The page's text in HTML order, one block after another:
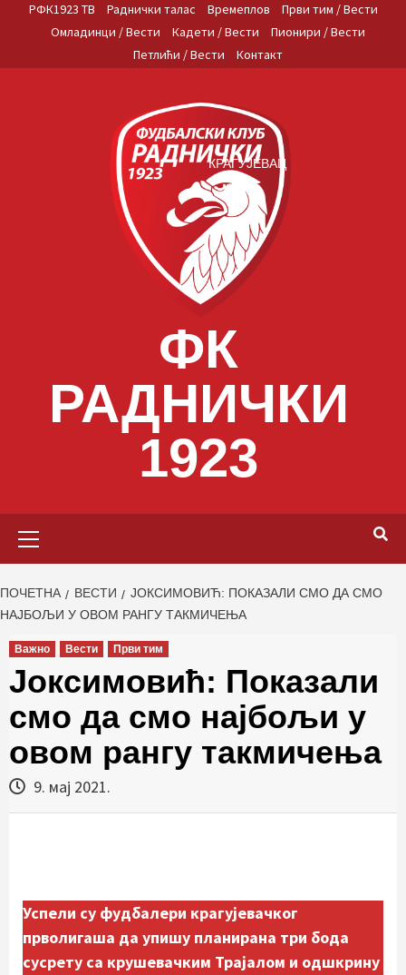
РФК1923 ТВ Раднички талас Времеплов
Први тим / Вести
Омладинци / Вести
Кадети / Вести
Пионири / Вести
Петлићи / Вести
Контакт
ФК
РАДНИЧКИ
1923
КРАГУЈЕВАЦ
ПОЧЕТНА ВЕСТИ
JOКСИМОВИЋ: ПОКАЗАЛИ СМО ДА СМО
НАЈБОЉИ У ОВОМ РАНГУ ТАКМИЧЕЊА
Важно Вести Први тим
Joксимовић: Показали
смо да смо најбољи у
овом рангу такмичења
9. мај 2021.
Успели су фудбалери крагујевачког
прволигаша да упишу планирана три бода
сусрету са крушевачким Трајалом и одшкрину